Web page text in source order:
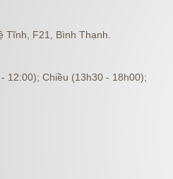
Tĩnh, F21, Bình Thạnh.
12:00); Chiều (13h30 - 18h00);